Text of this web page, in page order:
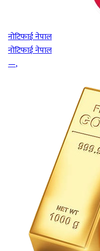
नोटिफाई नेपाल
नोटिफाई नेपाल
—,